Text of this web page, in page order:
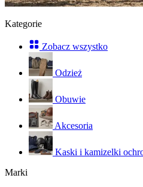
Kategorie
Zobacz wszystko
Odzież
Obuwie
Akcesoria
Kaski i kamizelki
Marki